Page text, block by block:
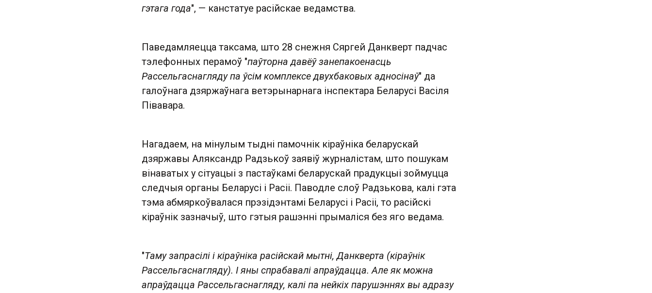
гэтага года", — канстатуе расійскае ведамства.
Паведамляецца таксама, што 28 снежня Сяргей Данкверт падчас
тэлефонных перамоў "паўторна давёў занепакоенасць
Рассельгаснагляду па ўсім комплексе двухбаковых адносінаў" да
галоўнага дзяржаўнага ветэрынарнага інспектара Беларусі Васіля
Півавара.
Нагадаем, на мінулым тыдні памочнік кіраўніка беларускай
дзяржавы Аляксандр Радзькоў заявіў журналістам, што пошукам
вінаватых у сітуацыі з пастаўкамі беларускай прадукцыі зоймуцца
следчыя органы Беларусі і Расіі. Паводле слоў Радзькова, калі гэта
тэма абмяркоўвалася прэзідэнтамі Беларусі і Расіі, то расійскі
кіраўнік зазначыў, што гэтыя рашэнні прымаліся без яго ведама.
"Таму запрасілі і кіраўніка расійскай мытні, Данкверта (кіраўнік
Рассельгаснагляду). І яны спрабавалі апраўдацца. Але як можна
апраўдацца Рассельгаснагляду, калі па нейкіх парушэннях вы адразу